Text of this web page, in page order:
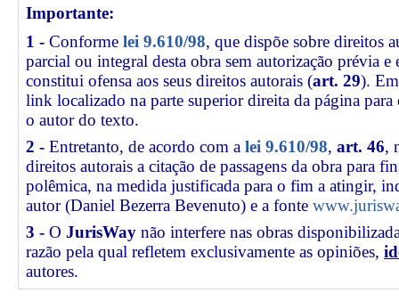
Importante:
1 - Conforme lei 9.610/98, que dispõe sobre direitos
parcial ou integral desta obra sem autorização prévia e
constitui ofensa aos seus direitos autorais (art. 29).
link localizado na parte superior direita da página
o autor do texto.
2 - Entretanto, de acordo com a lei 9.610/98, art. 46,
direitos autorais a citação de passagens da obra para
polêmica, na medida justificada para o fim a atingir,
autor (Daniel Bezerra Bevenuto) e a fonte
3 - O JurisWay não interfere nas obras
razão pela qual refletem exclusivamente as opiniões,
autores.